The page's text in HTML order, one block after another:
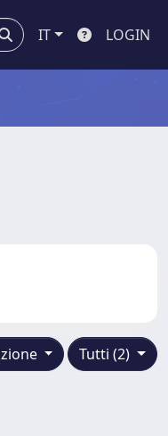
IT LOGIN
Tutti (2)